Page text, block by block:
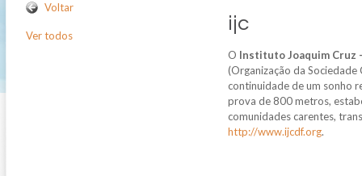
Voltar
Ver todos
ijc
O Instituto Joaquim Cruz
(Organização da
continuidade de um sonho
prova de 800 metros,
comunidades carentes,
http://www.ijcdf.org.